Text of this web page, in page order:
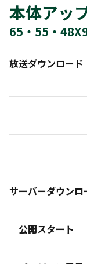
本体アッ
65・55・
放送ダウンロード
サーバーダウンロ
公開スタート